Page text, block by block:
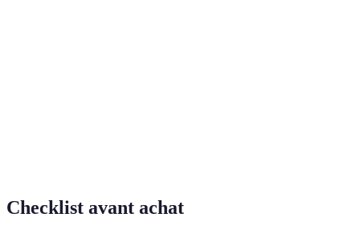
Checklist avant achat